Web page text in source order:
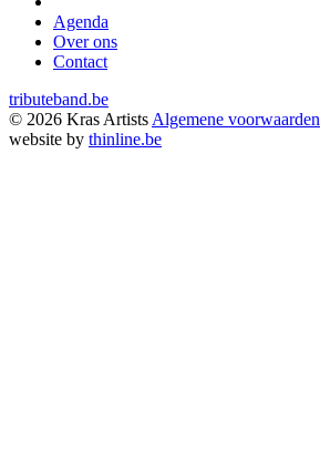
Agenda
Over ons
Contact
tributeband.be
© 2026 Kras Artists Algemene voorwaarden
website by thinline.be